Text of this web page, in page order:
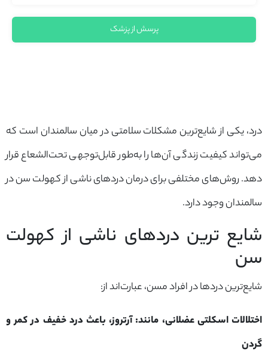
پرسش از پزشک
درد، یکی از شایع‌ترین مشکلات سلامتی در میان سالمندان است که
می‌تواند کیفیت زندگی آن‌ها را به‌طور قابل‌توجهی تحت‌الشعاع قرار
دهد. روش‌های مختلفی برای درمان دردهای ناشی از کهولت سن در
سالمندان وجود دارد.
شایع‌ ترین دردهای ناشی از کهولت
سن
شایع‌ترین دردها در افراد مسن، عبارت‌اند از:
اختلالات اسکلتی عضلانی، مانند: آرتروز، باعث درد خفیف در کمر و
گردن